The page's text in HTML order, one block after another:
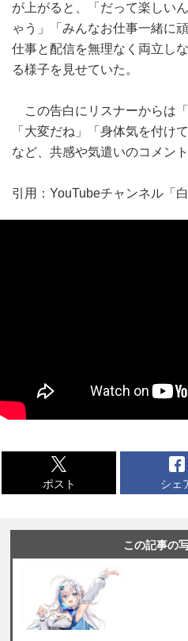
が上がると、「だって楽しい
ゃう」「みんなお仕事一緒に
仕事と配信を無理なく両立し
る様子を見せていた。
この告白にリスナーからは「
「大変だね」「身体気を付け
など、共感や気遣いのコメン
引用：YouTubeチャンネル「白
ポスト シェ
この記事の